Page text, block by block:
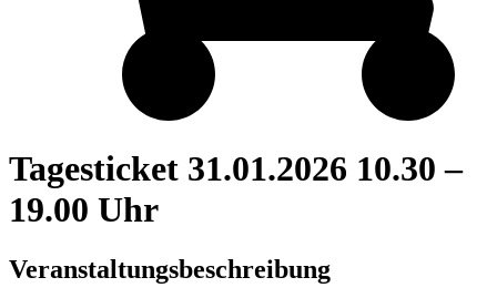
Tagesticket 31.01.2026 10.30 –
19.00 Uhr
Veranstaltungsbeschreibung